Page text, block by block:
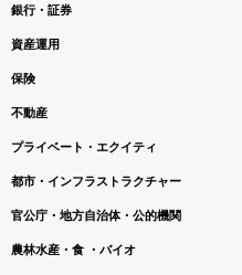
銀行・証券
資産運用
保険
不動産
プライベート・エクイティ
都市・インフラストラクチャー
官公庁・地方自治体・公的機関
農林水産・食 ・バイオ